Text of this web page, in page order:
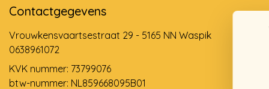
Contactgegevens
Vrouwkensvaartsestraat 29 - 5165 NN Waspik
0638961072
KVK nummer: 73799076
btw-nummer: NL859668095B01